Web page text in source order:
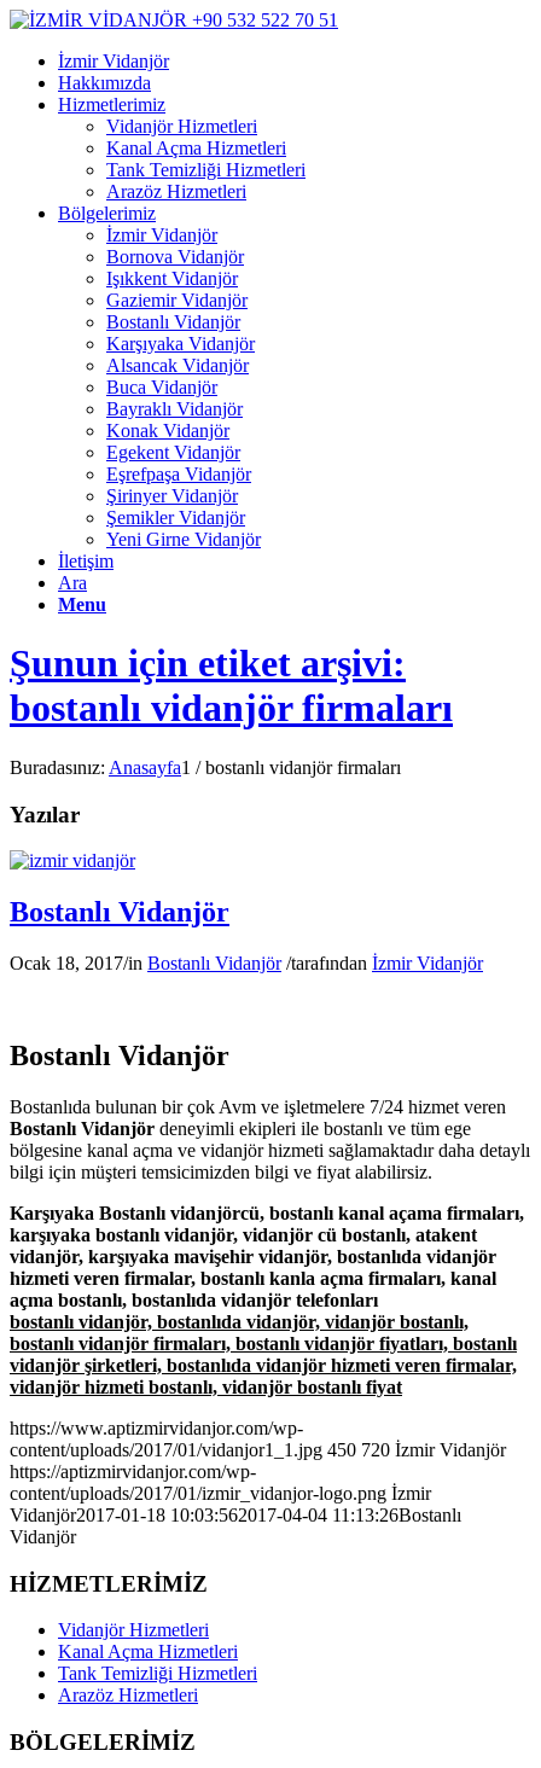
İzmir Vidanjör
Hakkımızda
Hizmetlerimiz
Vidanjör Hizmetleri
Kanal Açma Hizmetleri
Tank Temizliği Hizmetleri
Arazöz Hizmetleri
Bölgelerimiz
İzmir Vidanjör
Bornova Vidanjör
Işıkkent Vidanjör
Gaziemir Vidanjör
Bostanlı Vidanjör
Karşıyaka Vidanjör
Alsancak Vidanjör
Buca Vidanjör
Bayraklı Vidanjör
Konak Vidanjör
Egekent Vidanjör
Eşrefpaşa Vidanjör
Şirinyer Vidanjör
Şemikler Vidanjör
Yeni Girne Vidanjör
İletişim
Ara
Menu
Şunun için etiket arşivi:
bostanlı vidanjör firmaları
Buradasınız: Anasayfa1 / bostanlı vidanjör firmaları
Yazılar
Bostanlı Vidanjör
Ocak 18, 2017/in Bostanlı Vidanjör /tarafından İzmir Vidanjör
Bostanlı Vidanjör
Bostanlıda bulunan bir çok Avm ve işletmelere 7/24 hizmet veren
Bostanlı Vidanjör deneyimli ekipleri ile bostanlı ve tüm ege
bölgesine kanal açma ve vidanjör hizmeti sağlamaktadır daha detaylı
bilgi için müşteri temsicimizden bilgi ve fiyat alabilirsiz.
Karşıyaka Bostanlı vidanjörcü, bostanlı kanal açama firmaları,
karşıyaka bostanlı vidanjör, vidanjör cü bostanlı, atakent
vidanjör, karşıyaka mavişehir vidanjör, bostanlıda vidanjör
hizmeti veren firmalar, bostanlı kanla açma firmaları, kanal
açma bostanlı, bostanlıda vidanjör telefonları
bostanlı vidanjör, bostanlıda vidanjör, vidanjör bostanlı,
bostanlı vidanjör firmaları, bostanlı vidanjör fiyatları, bostanlı
vidanjör şirketleri, bostanlıda vidanjör hizmeti veren firmalar,
vidanjör hizmeti bostanlı, vidanjör bostanlı fiyat
https://www.aptizmirvidanjor.com/wp-
content/uploads/2017/01/vidanjor1_1.jpg 450 720 İzmir Vidanjör
https://aptizmirvidanjor.com/wp-
content/uploads/2017/01/izmir_vidanjor-logo.png İzmir
Vidanjör2017-01-18 10:03:562017-04-04 11:13:26Bostanlı
Vidanjör
HİZMETLERİMİZ
Vidanjör Hizmetleri
Kanal Açma Hizmetleri
Tank Temizliği Hizmetleri
Arazöz Hizmetleri
BÖLGELERİMİZ